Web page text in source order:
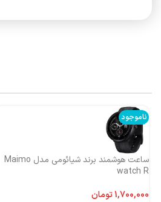
ناموجود
ساعت هوشمند برند شیائومی مدل Maimo
watch R
تومان